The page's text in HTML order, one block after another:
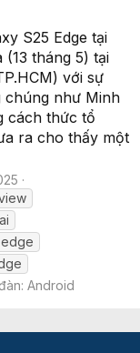
S25 Edge tại
(13 tháng 5) tại
với sự
chúng như Minh
cách thức tổ
ra cho thấy một
edge
Android